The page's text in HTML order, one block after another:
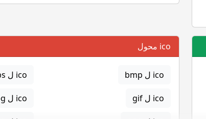
ico محول
ico ل bmp ico ل eps
ico ل gif ico ل jpg